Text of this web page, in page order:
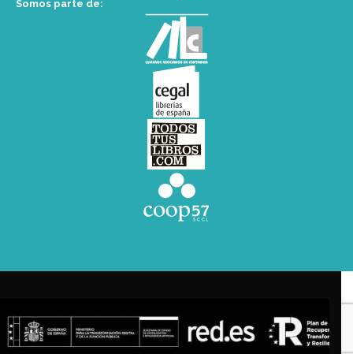
Somos parte de: